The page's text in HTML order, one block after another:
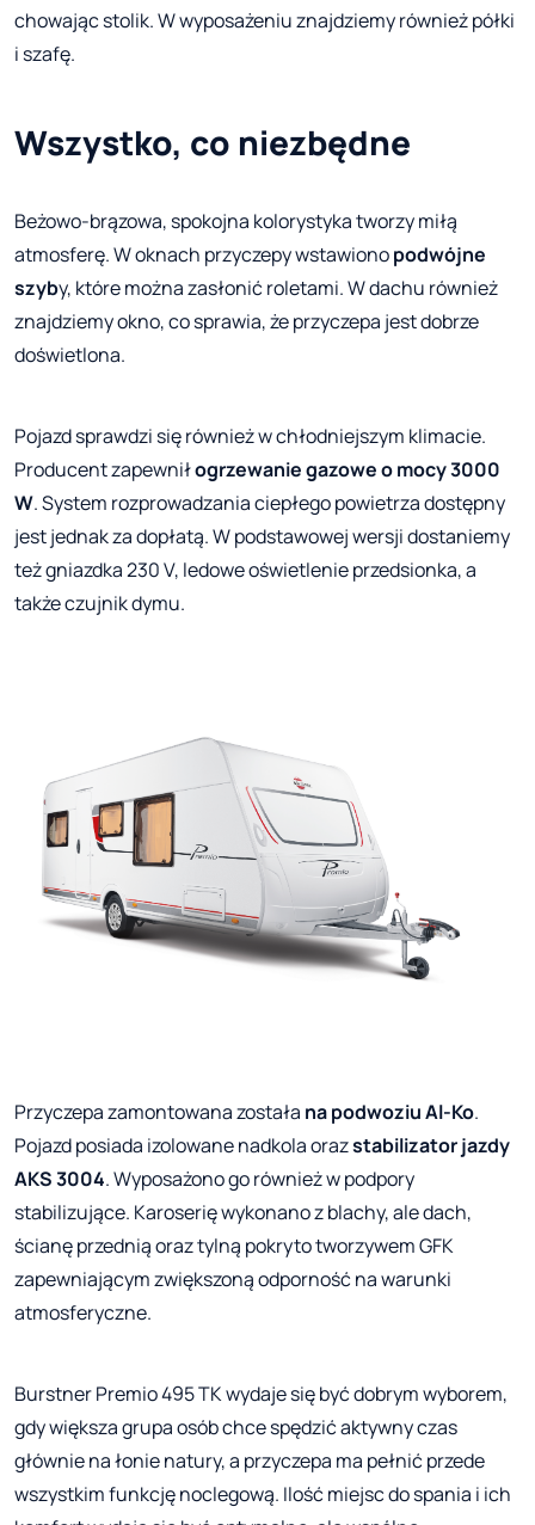
chowając stolik. W wyposażeniu znajdziemy również półki
i szafę.
Wszystko, co niezbędne
Beżowo-brązowa, spokojna kolorystyka tworzy miłą
atmosferę. W oknach przyczepy wstawionopodwójne
szyby, które można zasłonić roletami. W dachu również
znajdziemy okno, co sprawia, że przyczepa jest dobrze
doświetlona.
Pojazd sprawdzi się również w chłodniejszym klimacie.
Producent zapewniłogrzewanie gazowe o mocy 3000
W. System rozprowadzania ciepłego powietrza dostępny
jest jednak za dopłatą. W podstawowej wersji dostaniemy
też gniazdka 230 V, ledowe oświetlenie przedsionka, a
także czujnik dymu.
Przyczepa zamontowana została na podwoziu Al-Ko.
Pojazd posiada izolowane nadkola orazstabilizator jazdy
AKS 3004. Wyposażono go również w podpory
stabilizujące. Karoserię wykonano z blachy, ale dach,
ścianę przednią oraz tylną pokryto tworzywem GFK
zapewniającym zwiększoną odporność na warunki
atmosferyczne.
Burstner Premio 495 TK wydaje się być dobrym wyborem,
gdy większa grupa osób chce spędzić aktywny czas
głównie na łonie natury, a przyczepa ma pełnić przede
wszystkim funkcję noclegową. Ilość miejsc do spania i ich